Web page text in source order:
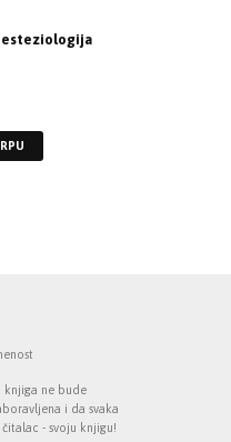
knjiga ne bude
i da svaka
- svoju knjigu!